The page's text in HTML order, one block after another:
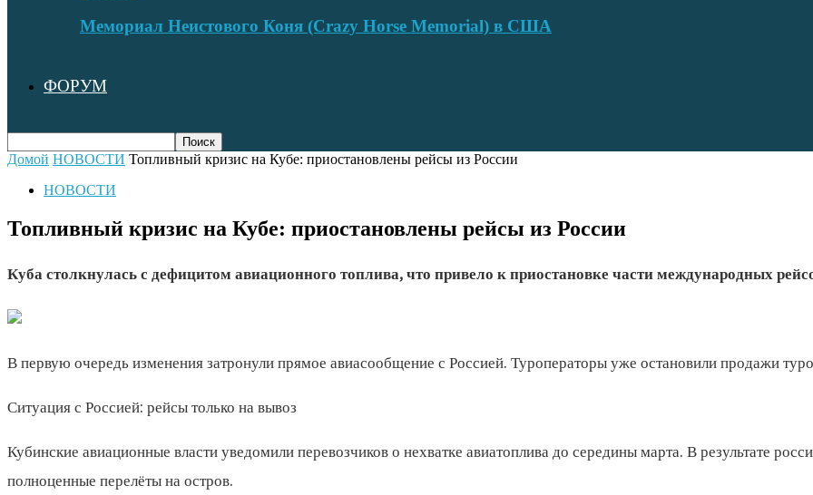
Мемориал Неистового Коня (Crazy Horse Memorial) в США
ФОРУМ
Домой НОВОСТИ Топливный кризис на Кубе: приостановлены рейсы из России
НОВОСТИ
Топливный кризис на Кубе: приостановлены рейсы из России
Куба столкнулась с дефицитом авиационного топлива, что привело к приостановке части международных
В первую очередь изменения затронули прямое авиасообщение с Россией. Туроператоры уже остановили продажи
Ситуация с Россией: рейсы только на вывоз
Кубинские авиационные власти уведомили перевозчиков о нехватке авиатоплива до середины марта. В результате
полноценные перелёты на остров.